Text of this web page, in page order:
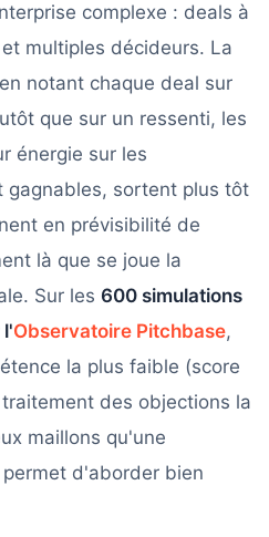
complexe : deals à
multiples décideurs. La
notant chaque deal sur
que sur un ressenti, les
énergie sur les
gagnables, sortent plus tôt
en prévisibilité de
là que se joue la
Sur les 600 simulations
l'Observatoire Pitchbase,
la plus faible (score
des objections la
maillons qu'une
d'aborder bien